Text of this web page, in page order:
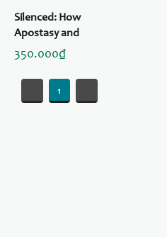
Silenced: How
Apostasy and
Blasphemy Codes
Freedom
Worldwide
350.000₫
1